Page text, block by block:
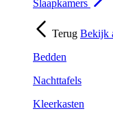
Slaapkamers
Terug Bekijk
Bedden
Nachttafels
Kleerkasten